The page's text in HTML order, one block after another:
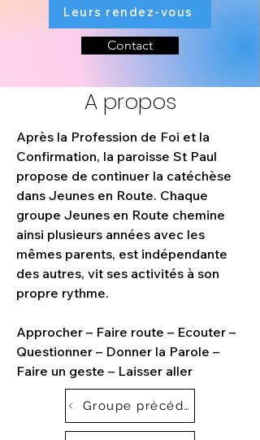
Leurs rendez-vous
Contact
A propos
Après la Profession de Foi et la
Confirmation, la paroisse St Paul
propose de continuer la catéchèse
dans Jeunes en Route. Chaque
groupe Jeunes en Route chemine
ainsi plusieurs années avec les
mêmes parents, est indépendante
des autres, vit ses activités à son
propre rythme.
Approcher – Faire route – Ecouter –
Questionner – Donner la Parole –
Faire un geste – Laisser aller
Groupe précédent